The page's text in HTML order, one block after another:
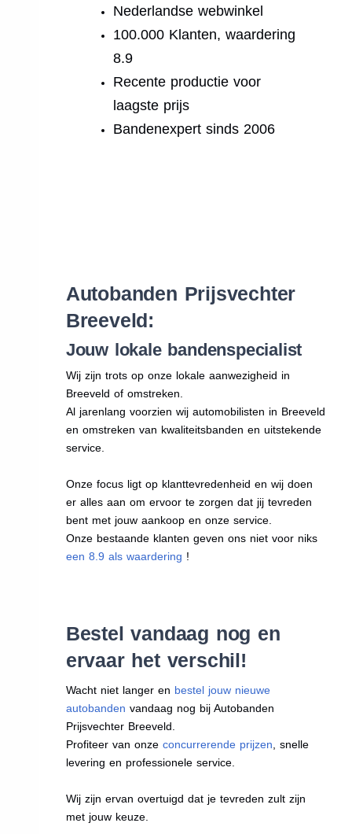
Nederlandse webwinkel
100.000 Klanten, waardering
8.9
Recente productie voor
laagste prijs
Bandenexpert sinds 2006
Autobanden Prijsvechter
Breeveld:
Jouw lokale bandenspecialist
Wij zijn trots op onze lokale aanwezigheid in
Breeveld of omstreken.
Al jarenlang voorzien wij automobilisten in Breeveld
en omstreken van kwaliteitsbanden en uitstekende
service.
Onze focus ligt op klanttevredenheid en wij doen
er alles aan om ervoor te zorgen dat jij tevreden
bent met jouw aankoop en onze service.
Onze bestaande klanten geven ons niet voor niks
een 8.9 als waardering !
Bestel vandaag nog en
ervaar het verschil!
Wacht niet langer en bestel jouw nieuwe
autobanden vandaag nog bij Autobanden
Prijsvechter Breeveld.
Profiteer van onze concurrerende prijzen , snelle
levering en professionele service.
Wij zijn ervan overtuigd dat je tevreden zult zijn
met jouw keuze.